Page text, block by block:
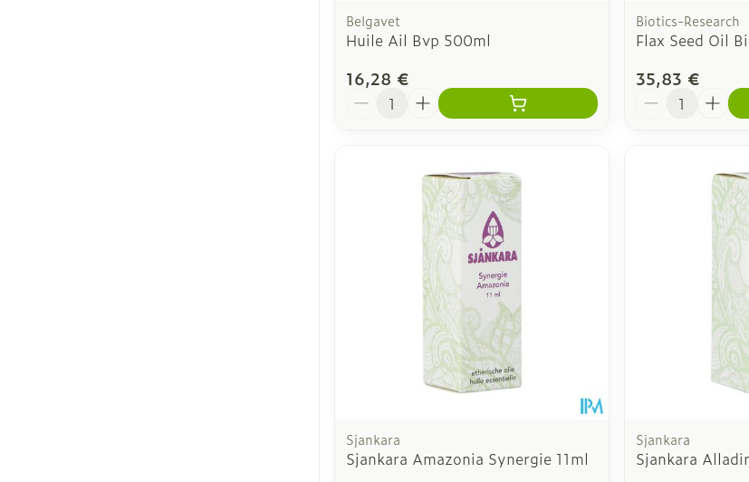
Belgavet
Huile Ail Bvp 500ml
16,28 €
Quantité
Biotics-Research
Flax Seed Oil
35,83 €
Quantité
Sjankara
Sjankara Amazonia Synergie 11ml
Sjankara
Sjankara